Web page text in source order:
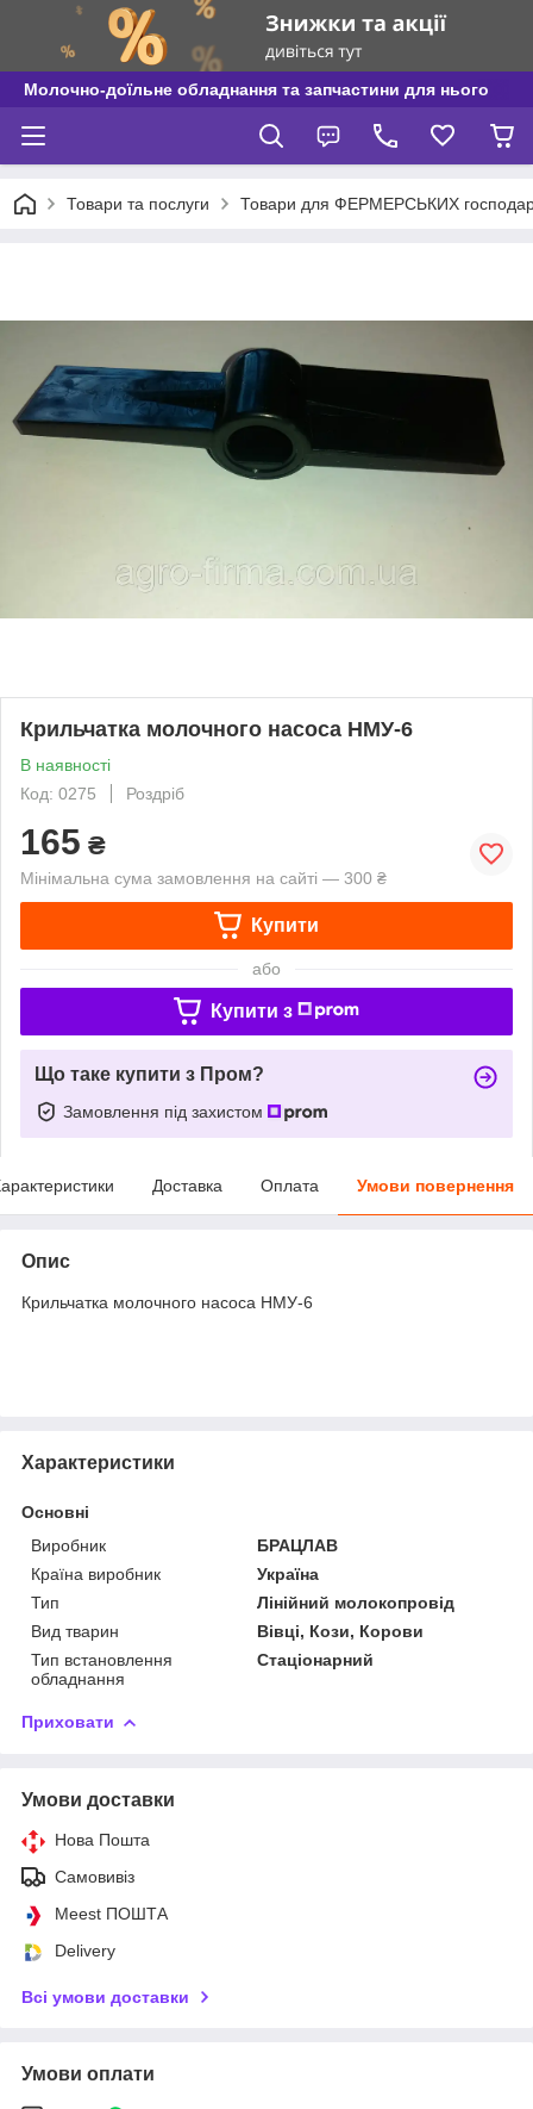
Молочно-доїльне обладнання та запчастини для нього
Товари та послуги Товари для ФЕРМЕРСЬКИХ
Крильчатка молочного насоса НМУ-6
В наявності
Код: 0275
Роздріб
165 ₴
Мінімальна сума замовлення на сайті — 300 ₴
Купити
або
Купити з
Що таке купити з Пром?
Замовлення під захистом
Доставка Оплата Умови повернення
Опис
Крильчатка молочного насоса НМУ-6
Характеристики
Основні
Виробник
БРАЦЛАВ
Країна виробник
Україна
Тип
Лінійний молокопровід
Вид тварин
Вівці, Кози, Корови
Тип встановлення
обладнання
Стаціонарний
Приховати
Умови доставки
Нова Пошта
Самовивіз
Meest ПОШТА
Delivery
Всі умови доставки
Умови оплати